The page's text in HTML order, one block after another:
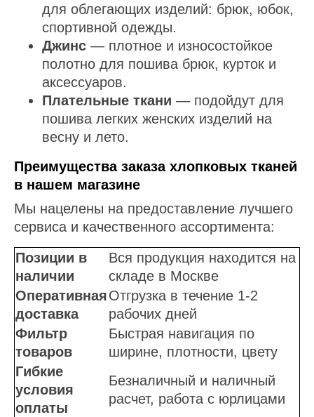
для облегающих изделий: брюк, юбок,
спортивной одежды.
Джинс — плотное и износостойкое
полотно для пошива брюк, курток и
аксессуаров.
Плательные ткани — подойдут для
пошива легких женских изделий на
весну и лето.
Преимущества заказа хлопковых тканей
в нашем магазине
Мы нацелены на предоставление лучшего
сервиса и качественного ассортимента:
Позиции в
наличии
Вся продукция находится на
складе в Москве
Оперативная
доставка
Отгрузка в течение 1-2
рабочих дней
Фильтр
товаров
Быстрая навигация по
ширине, плотности, цвету
Гибкие
условия
оплаты
Безналичный и наличный
расчет, работа с юрлицами